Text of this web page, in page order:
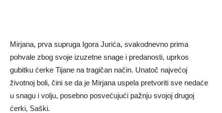
Mirjana, prva supruga Igora Jurića, svakodnevno prima
pohvale zbog svoje izuzetne snage i predanosti, uprkos
gubitku ćerke Tijane na tragičan način. Unatoč najvećoj
životnoj boli, čini se da je Mirjana uspela pretvoriti sve nedaće
u snagu i volju, posebno posvećujući pažnju svojoj drugoj
ćerki, Saški.